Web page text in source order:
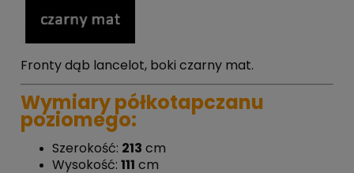
Fronty dąb lancelot, boki czarny mat.
Wymiary półkotapczanu
poziomego:
Szerokość: 213 cm
Wysokość: 111 cm